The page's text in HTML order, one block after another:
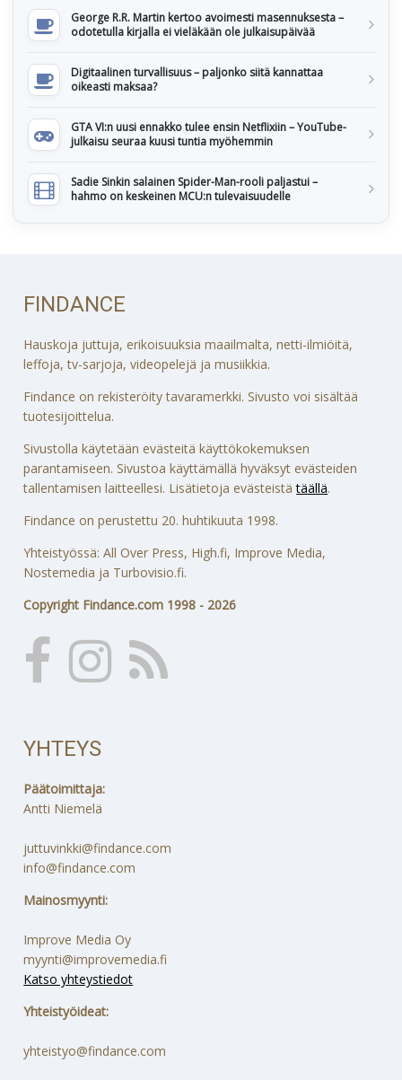
George R.R. Martin kertoo avoimesti masennuksesta –
odotetulla kirjalla ei vieläkään ole julkaisupäivää
Digitaalinen turvallisuus – paljonko siitä kannattaa
oikeasti maksaa?
GTA VI:n uusi ennakko tulee ensin Netflixiin – YouTube-
julkaisu seuraa kuusi tuntia myöhemmin
Sadie Sinkin salainen Spider-Man-rooli paljastui –
hahmo on keskeinen MCU:n tulevaisuudelle
FINDANCE
Hauskoja juttuja, erikoisuuksia maailmalta, netti-ilmiöitä,
leffoja, tv-sarjoja, videopelejä ja musiikkia.
Findance on rekisteröity tavaramerkki. Sivusto voi sisältää
tuotesijoittelua.
Sivustolla käytetään evästeitä käyttökokemuksen
parantamiseen. Sivustoa käyttämällä hyväksyt evästeiden
tallentamisen laitteellesi. Lisätietoja evästeistätäällä.
Findance on perustettu 20. huhtikuuta 1998.
Yhteistyössä: All Over Press, High.fi, Improve Media,
Nostemedia ja Turbovisio.fi.
Copyright Findance.com 1998 - 2026
YHTEYS
Päätoimittaja:
Antti Niemelä
juttuvinkki@findance.com
info@findance.com
Mainosmyynti:
Improve Media Oy
myynti@improvemedia.fi
Katso yhteystiedot
Yhteistyöideat:
yhteistyo@findance.com